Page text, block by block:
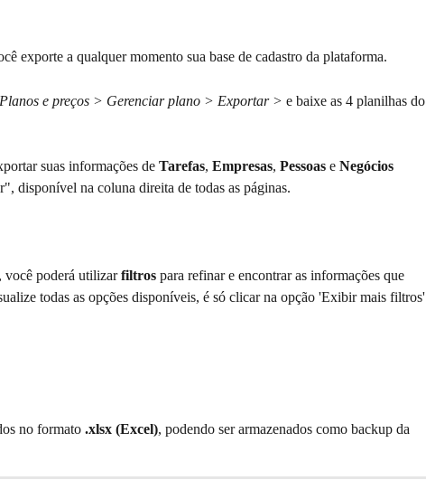
exporte a qualquer momento sua base de cadastro da plataforma.
e preços > Gerenciar plano > Exportar > e baixe as 4 planilhas do
suas informações de Tarefas, Empresas, Pessoas e Negócios
disponível na coluna direita de todas as páginas.
você poderá utilizar filtros para refinar e encontrar as informações que
todas as opções disponíveis, é só clicar na opção 'Exibir mais filtros'
no formato .xlsx (Excel), podendo ser armazenados como backup da